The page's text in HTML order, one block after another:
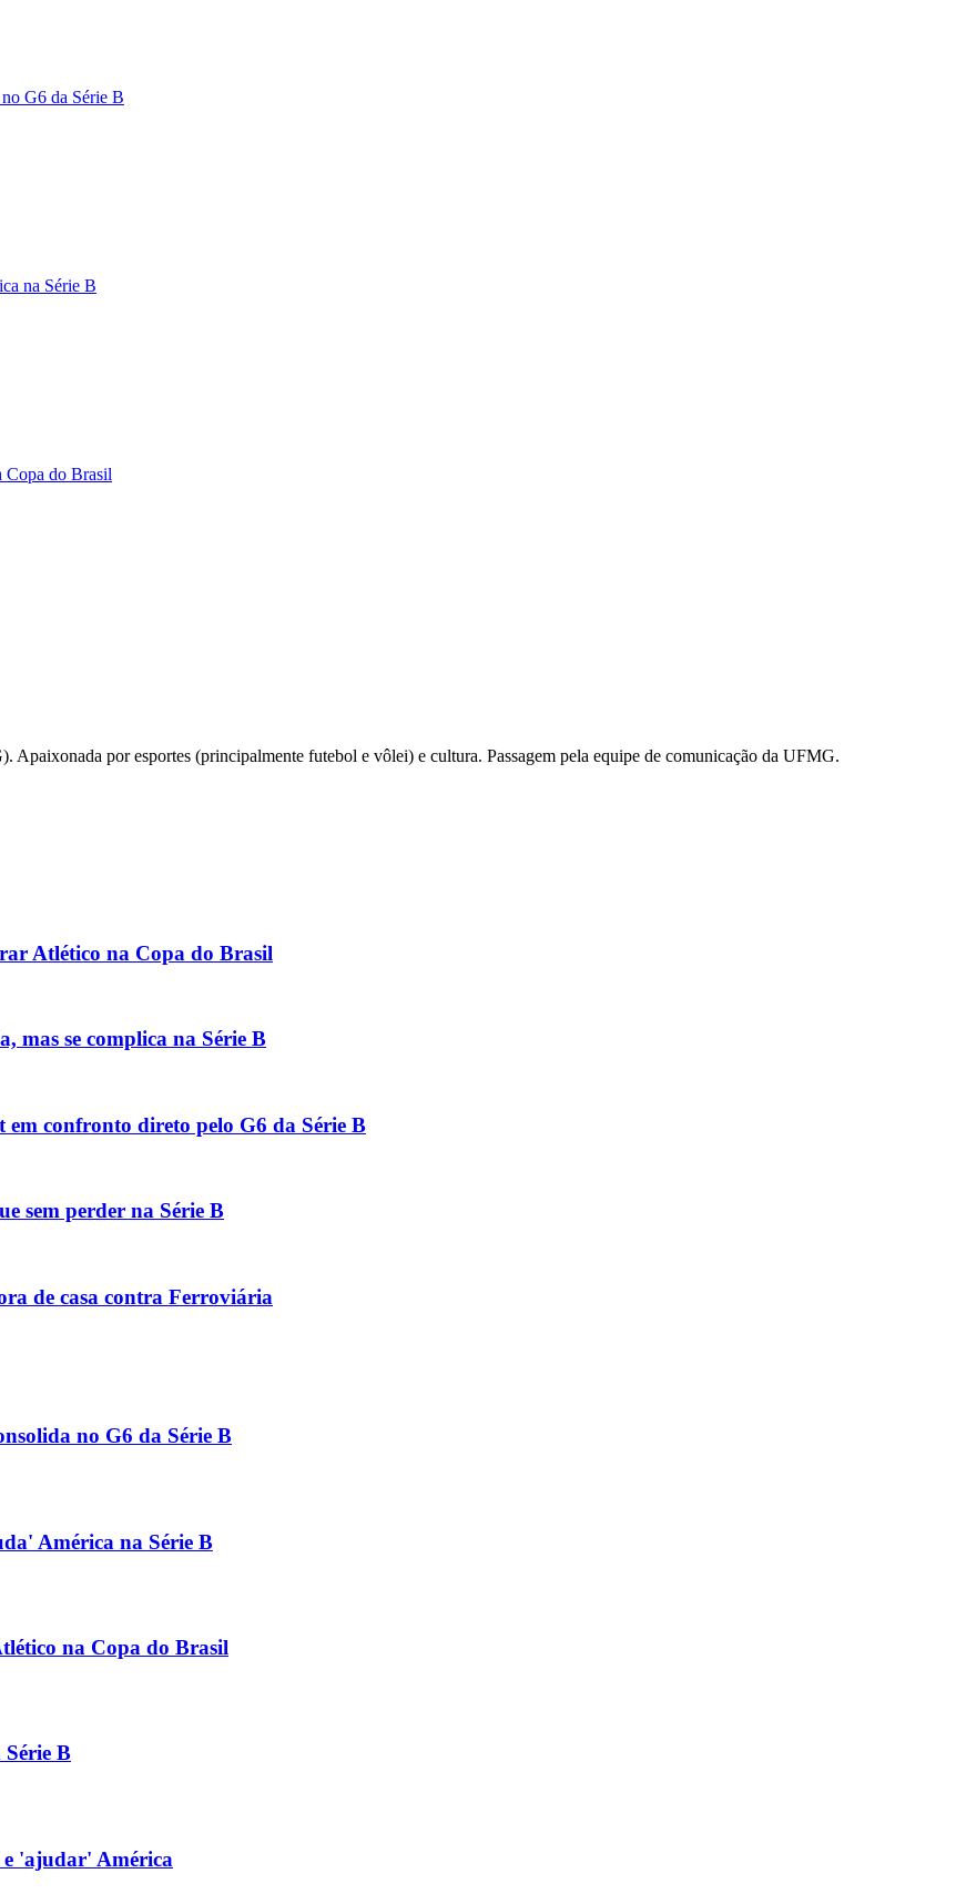
G6 da Série B
na Série B
Copa do Brasil
por esportes (principalmente futebol e vôlei) e cultura. Passagem pela equipe de comunicação da UFMG.
Atlético na Copa do Brasil
mas se complica na Série B
confronto direto pelo G6 da Série B
sem perder na Série B
de casa contra Ferroviária
no G6 da Série B
América na Série B
na Copa do Brasil
Série B
e 'ajudar' América